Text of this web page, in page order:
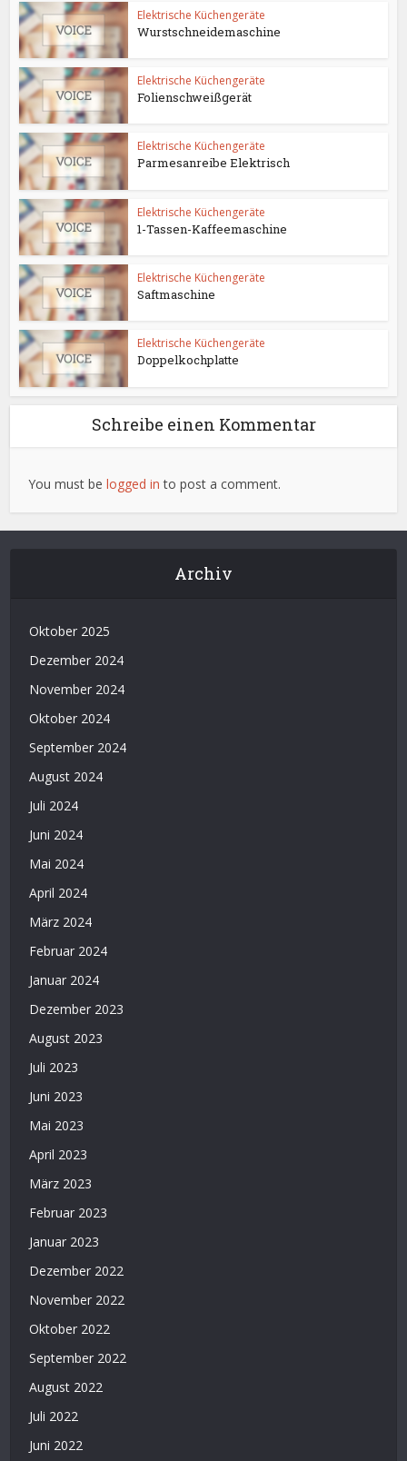
Elektrische Küchengeräte
Wurstschneidemaschine
Elektrische Küchengeräte
Folienschweißgerät
Elektrische Küchengeräte
Parmesanreibe Elektrisch
Elektrische Küchengeräte
1-Tassen-Kaffeemaschine
Elektrische Küchengeräte
Saftmaschine
Elektrische Küchengeräte
Doppelkochplatte
Schreibe einen Kommentar
You must belogged in to post a comment.
Archiv
Oktober 2025
Dezember 2024
November 2024
Oktober 2024
September 2024
August 2024
Juli 2024
Juni 2024
Mai 2024
April 2024
März 2024
Februar 2024
Januar 2024
Dezember 2023
August 2023
Juli 2023
Juni 2023
Mai 2023
April 2023
März 2023
Februar 2023
Januar 2023
Dezember 2022
November 2022
Oktober 2022
September 2022
August 2022
Juli 2022
Juni 2022